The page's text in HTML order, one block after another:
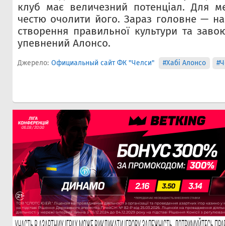
клуб має величезний потенціал. Для
честю очолити його. Зараз головне —
створення правильної культури та
упевнений Алонсо.
Джерело: Официальный сайт ФК "Челси" #Хабі Алонсо